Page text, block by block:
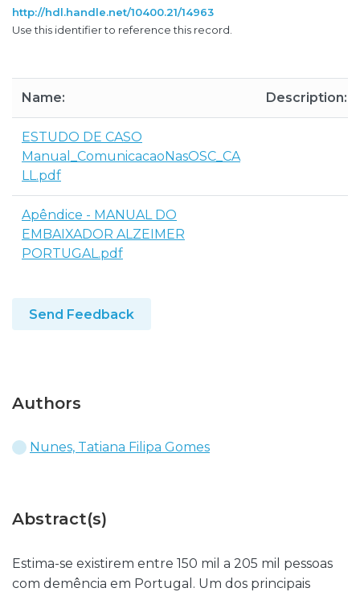
http://hdl.handle.net/10400.21/14963
Use this identifier to reference this record.
Name: Description:
ESTUDO DE CASO
Manual_ComunicacaoNasOSC_CA
LL.pdf
Apêndice - MANUAL DO
EMBAIXADOR ALZEIMER
PORTUGAL.pdf
Send Feedback
Authors
Nunes, Tatiana Filipa Gomes
Abstract(s)
Estima-se existirem entre 150 mil a 205 mil pessoas
com demência em Portugal. Um dos principais